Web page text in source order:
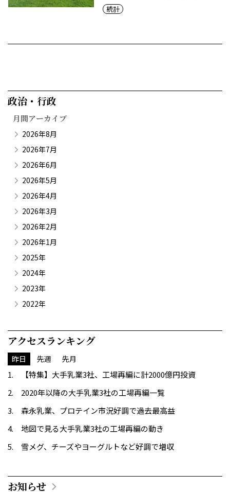
統計
政治・行政​
月間アーカイブ
2026年8月
2026年7月
2026年6月
2026年5月
2026年4月
2026年3月
2026年2月
2026年1月
2025年
2024年
2023年
2022年
アクセスランキング
昨日 先週 先月
【特集】大手乳業3社、工場再編に計2000億円投資
2020年以降の大手乳業3社の工場再編一覧
森永乳業、プロテイン市況好調で過去最高益
地図で見る大手乳業3社の工場再編の動き
雪メグ、チーズやヨーグルトなど好調で増収
お知らせ